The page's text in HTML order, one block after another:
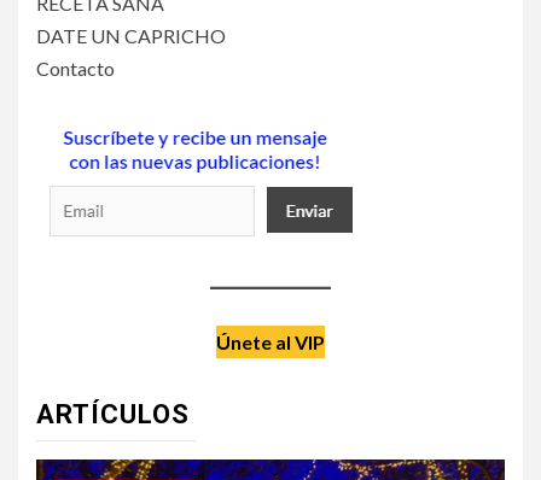
DATE UN CAPRICHO
Contacto
Únete al VIP
ARTÍCULOS